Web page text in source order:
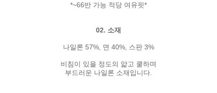
*~66반 가능 적당 여유핏*
02. 소재
나일론 57%, 면 40%, 스판 3%
비침이 있을 정도의 얇고 쿨하며
부드러운 나일론 소재입니다.